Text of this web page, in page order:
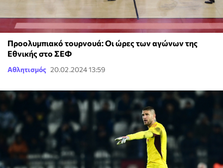
Προολυμπιακό τουρνουά: Οι ώρες των αγώνων της
Εθνικής στο ΣΕΦ
Αθλητισμός 20.02.2024 13:59